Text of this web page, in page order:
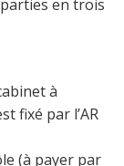
en trois
à
fixé par l’AR
(à payer par